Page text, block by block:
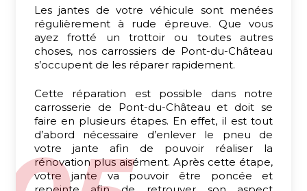
Les jantes de votre véhicule sont menées
régulièrement à rude épreuve. Que vous
ayez frotté un trottoir ou toutes autres
choses, nos carrossiers de Pont-du-Château
s’occupent de les réparer rapidement.
Cette réparation est possible dans notre
carrosserie de Pont-du-Château et doit se
faire en plusieurs étapes. En effet, il est tout
d’abord nécessaire d’enlever le pneu de
votre jante afin de pouvoir réaliser la
rénovation plus aisément. Après cette étape,
votre jante va pouvoir être poncée et